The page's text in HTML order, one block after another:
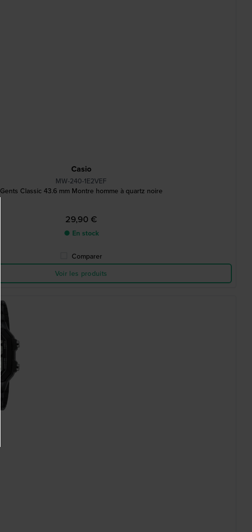
Casio
MW-240-1E2VEF
Gents Classic 43.6 mm Montre homme à quartz noire
29,90 €
● En stock
Comparer
Voir les produits